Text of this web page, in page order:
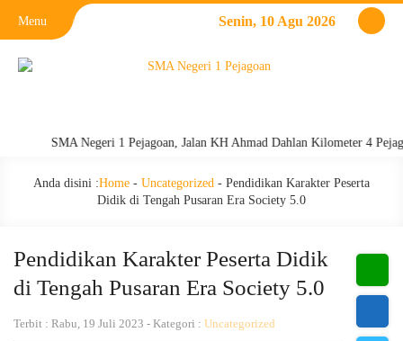
Menu Senin, 10 Agu 2026
SMA Negeri 1 Pejagoan, Jalan KH Ahmad Dahlan Kilometer 4
Anda disini :Home - Uncategorized - Pendidikan Karakter Peserta
Didik di Tengah Pusaran Era Society 5.0
Pendidikan Karakter Peserta Didik
di Tengah Pusaran Era Society 5.0
Terbit : Rabu, 19 Juli 2023 - Kategori : Uncategorized